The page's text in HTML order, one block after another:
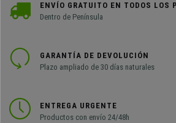
ENVÍO GRATUITO EN TODOS LOS
Dentro de Península
GARANTÍA DE DEVOLUCIÓN
Plazo ampliado de 30 días naturales
ENTREGA URGENTE
Productos con envío 24/48h